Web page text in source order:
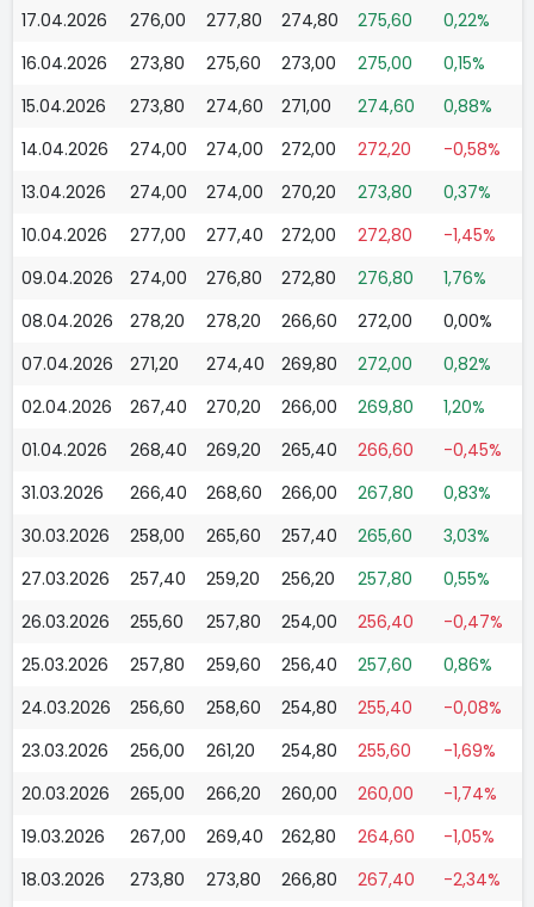
17.04.2026 276,00 277,80 274,80 275,60
0,22%
16.04.2026
273,80 275,60 273,00 275,00
0,15%
15.04.2026
273,80 274,60 271,00 274,60
0,88%
14.04.2026
274,00 274,00 272,00 272,20
-0,58%
13.04.2026
274,00 274,00 270,20 273,80
0,37%
10.04.2026
277,00 277,40 272,00 272,80
-1,45%
09.04.2026
274,00 276,80 272,80 276,80
1,76%
08.04.2026
278,20 278,20 266,60 272,00
0,00%
07.04.2026
271,20 274,40 269,80 272,00
0,82%
02.04.2026
267,40 270,20 266,00 269,80
1,20%
01.04.2026
268,40 269,20 265,40 266,60
-0,45%
31.03.2026
266,40 268,60 266,00 267,80
0,83%
30.03.2026
258,00 265,60 257,40 265,60
3,03%
27.03.2026
257,40 259,20 256,20 257,80
0,55%
26.03.2026
255,60 257,80 254,00 256,40
-0,47%
25.03.2026
257,80 259,60 256,40 257,60
0,86%
24.03.2026
256,60 258,60 254,80 255,40
-0,08%
23.03.2026
256,00 261,20 254,80 255,60
-1,69%
20.03.2026
265,00 266,20 260,00 260,00
-1,74%
19.03.2026
267,00 269,40 262,80 264,60
-1,05%
18.03.2026
273,80 273,80 266,80 267,40
-2,34%